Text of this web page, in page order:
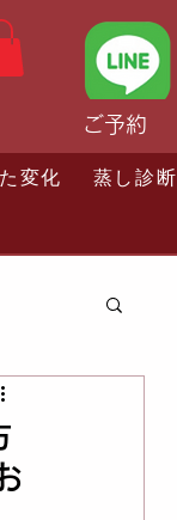
ご予約
変化
蒸し診断